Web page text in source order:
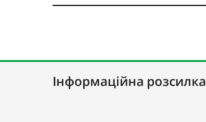
Інформаційна розсилка